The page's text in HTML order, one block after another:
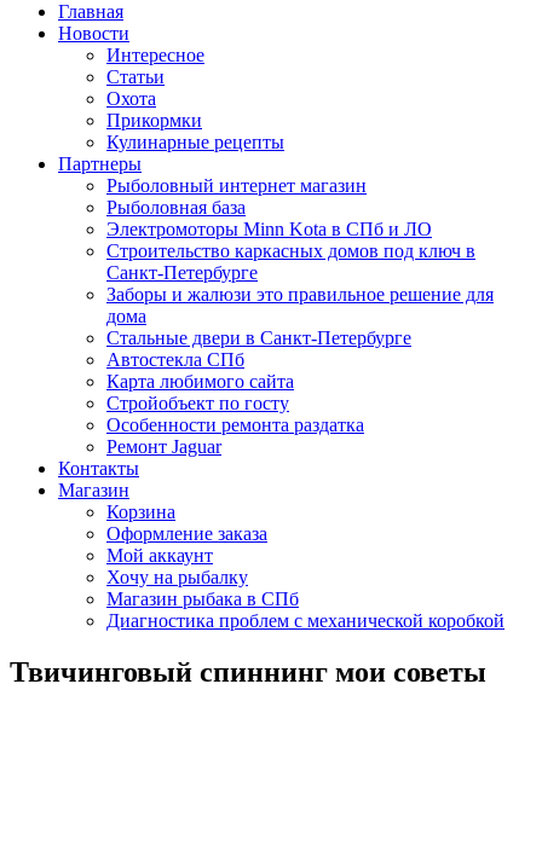
Главная
Новости
Интересное
Статьи
Охота
Прикормки
Кулинарные рецепты
Партнеры
Рыболовный интернет магазин
Рыболовная база
Электромоторы Minn Kota в СПб и ЛО
Строительство каркасных домов под ключ в
Санкт-Петербурге
Заборы и жалюзи это правильное решение для
дома
Стальные двери в Санкт-Петербурге
Автостекла СПб
Карта любимого сайта
Стройобъект по госту
Особенности ремонта раздатка
Ремонт Jaguar
Контакты
Магазин
Корзина
Оформление заказа
Мой аккаунт
Хочу на рыбалку
Магазин рыбака в СПб
Диагностика проблем с механической коробкой
Твичинговый спиннинг мои советы